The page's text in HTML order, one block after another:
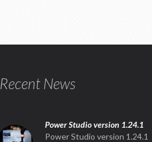
Recent News
Power Studio version 1.24.1
Power Studio version 1.24.1